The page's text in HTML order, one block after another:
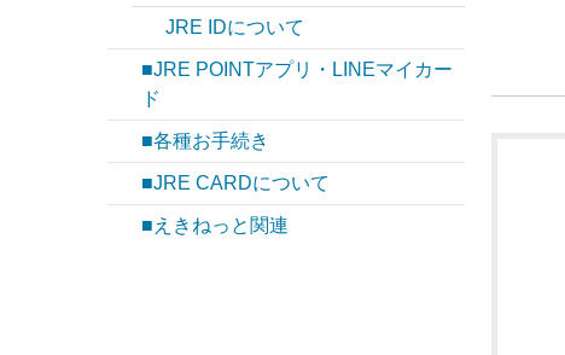
JRE IDについて
■JRE POINTアプリ・LINEマイカー
ド
■各種お手続き
■JRE CARDについて
■えきねっと関連